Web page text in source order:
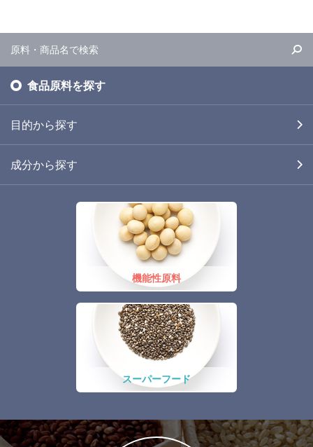
食品原料を探す
目的から探す
成分から探す
機能性原料
スーパーフード